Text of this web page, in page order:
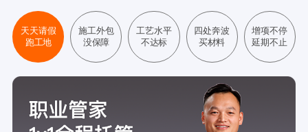
天天请假
跑工地
施工外包
没保障
工艺水平
不达标
四处奔波
买材料
增项不停
延期不止